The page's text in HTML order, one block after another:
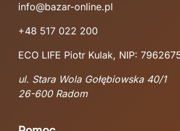
info@bazar-online.pl
+48 517 022 200
ECO LIFE Piotr Kulak, NIP:
ul. Stara Wola Gołębiowska 40/1
26-600 Radom